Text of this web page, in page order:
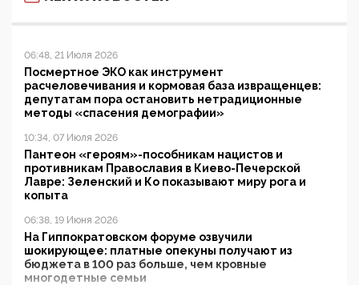
06:48, 21 Июля 2026
Посмертное ЭКО как инструмент
расчеловечивания и кормовая база извращенцев:
депутатам пора остановить нетрадиционные
методы «спасения демографии»
10:34, 07 Июля 2026
Пантеон «героям»-пособникам нацистов и
противникам Православия в Киево-Печерской
Лавре: Зеленский и Ко показывают миру рога и
копыта
06:38, 19 Июня 2026
На Гиппократовском форуме озвучили
шокирующее: платные опекуны получают из
бюджета в 100 раз больше, чем кровные
многодетные семьи